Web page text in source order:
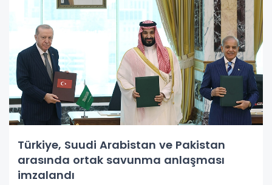
Türkiye, Suudi Arabistan ve Pakistan
arasında ortak savunma anlaşması
imzalandı